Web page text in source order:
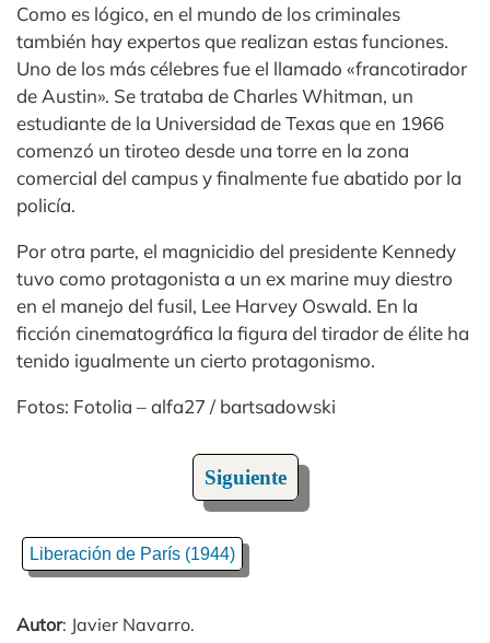
Como es lógico, en el mundo de los criminales
también hay expertos que realizan estas funciones.
Uno de los más célebres fue el llamado «francotirador
de Austin». Se trataba de Charles Whitman, un
estudiante de la Universidad de Texas que en 1966
comenzó un tiroteo desde una torre en la zona
comercial del campus y finalmente fue abatido por la
policía.
Por otra parte, el magnicidio del presidente Kennedy
tuvo como protagonista a un ex marine muy diestro
en el manejo del fusil, Lee Harvey Oswald. En la
ficción cinematográfica la figura del tirador de élite ha
tenido igualmente un cierto protagonismo.
Fotos: Fotolia – alfa27 / bartsadowski
Siguiente
Liberación de París (1944)
Autor: Javier Navarro.